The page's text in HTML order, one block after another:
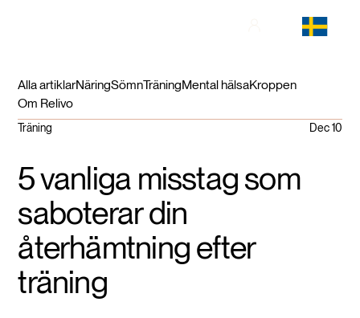
Alla artiklarNäringSömnTräningMental hälsaKroppen
Om Relivo
Träning Dec 10
5 vanliga misstag som
saboterar din
återhämtning efter
träning